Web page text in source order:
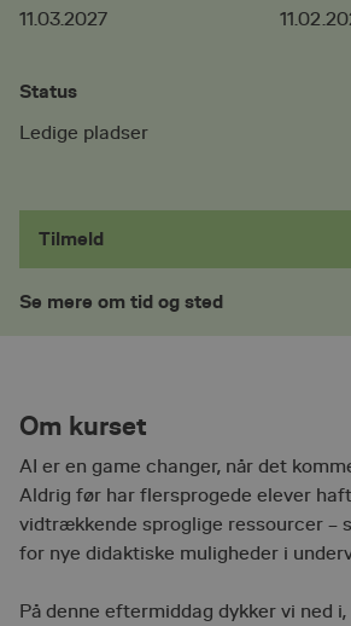
11.03.2027
Status
Ledige pladser
Tilmeld
Se mere om tid og sted
Om kurset
AI er en game changer, når det
Aldrig før har flersprogede elever
vidtrækkende sproglige ressourcer –
for nye didaktiske muligheder i
På denne eftermiddag dykker vi ned